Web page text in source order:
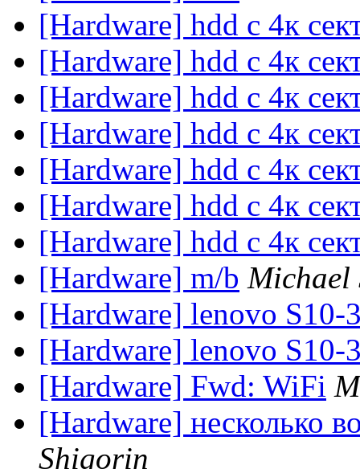
[Hardware] hdd с 4к
[Hardware] hdd с 4к
[Hardware] hdd с 4к
[Hardware] hdd с 4к
[Hardware] hdd с 4к
[Hardware] hdd с 4к
[Hardware] hdd с 4к
[Hardware] m/b Michael
[Hardware] lenovo S10-
[Hardware] lenovo S10-
[Hardware] Fwd: WiFi
[Hardware] несколько
Shigorin